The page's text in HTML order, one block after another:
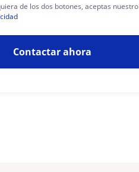
de los dos botones, aceptas nuestro
Contactar ahora